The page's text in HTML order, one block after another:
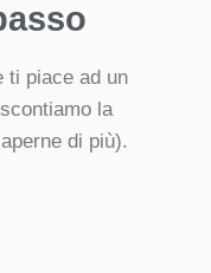
ti piace ad un
la
di più).